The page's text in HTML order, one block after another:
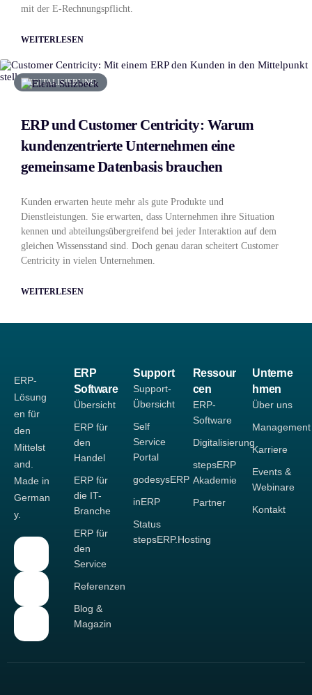
mit der E-Rechnungspflicht.
WEITERLESEN
DIGITALISIERUNG
ERP und Customer Centricity: Warum
kundenzentrierte Unternehmen eine
gemeinsame Datenbasis brauchen
Kunden erwarten heute mehr als gute Produkte und
Dienstleistungen. Sie erwarten, dass Unternehmen ihre Situation
kennen und abteilungsübergreifend bei jeder Interaktion auf dem
gleichen Wissensstand sind. Doch genau daran scheitert Customer
Centricity in vielen Unternehmen.
WEITERLESEN
ERP-
Lösung
en für
den
Mittelst
and.
Made in
German
y.
ERP
Software
Übersicht
ERP für
den
Handel
ERP für
die IT-
Branche
ERP für
den
Service
Referenzen
Blog &
Magazin
Support
Support-
Übersicht
Self
Service
Portal
godesysERP
inERP
Status
stepsERP.Hosting
Ressour
cen
ERP-
Software
Digitalisierung
stepsERP
Akademie
Partner
Unterne
hmen
Über uns
Management
Karriere
Events &
Webinare
Kontakt